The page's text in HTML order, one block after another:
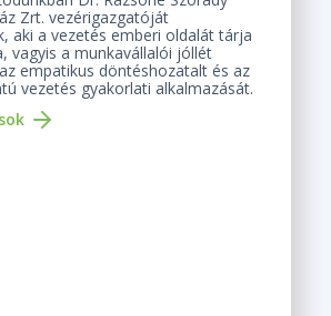
Zrt. vezérigazgatóját
aki a vezetés emberi oldalát tárja
vagyis a munkavállalói jóllét
empatikus döntéshozatalt és az
vezetés gyakorlati alkalmazását.